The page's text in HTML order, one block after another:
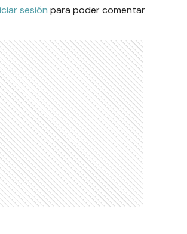
sesión para poder comentar